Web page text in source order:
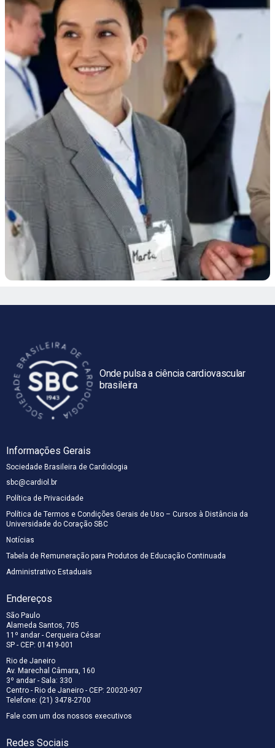
Onde pulsa a ciência cardiovascular
brasileira
Informações Gerais
Sociedade Brasileira de Cardiologia
sbc@cardiol.br
Política de Privacidade
Política de Termos e Condições Gerais de Uso – Cursos à Distância da
Universidade do Coração SBC
Notícias
Tabela de Remuneração para Produtos de Educação Continuada
Administrativo Estaduais
Endereços
São Paulo
Alameda Santos, 705
11º andar - Cerqueira César
SP - CEP: 01419-001
Rio de Janeiro
Av. Marechal Câmara, 160
3º andar - Sala: 330
Centro - Rio de Janeiro - CEP: 20020-907
Telefone: (21) 3478-2700
Fale com um dos nossos executivos
Redes Sociais